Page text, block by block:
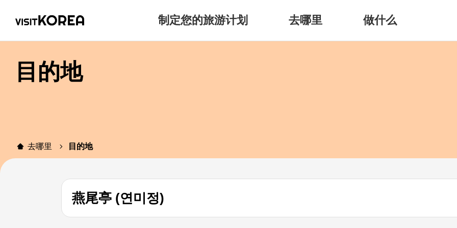
制定您的旅游计划 去哪里 做什么
目的地
去哪里 目的地
燕尾亭 (연미정)